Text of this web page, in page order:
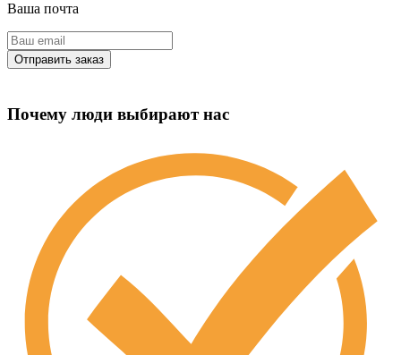
Ваша почта
Почему люди выбирают нас